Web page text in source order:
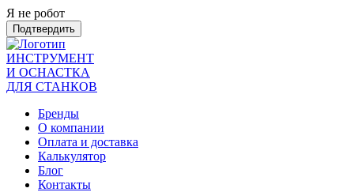
Я не робот
Подтвердить
ИНСТРУМЕНТ
И ОСНАСТКА
ДЛЯ СТАНКОВ
Бренды
О компании
Оплата и доставка
Калькулятор
Блог
Контакты